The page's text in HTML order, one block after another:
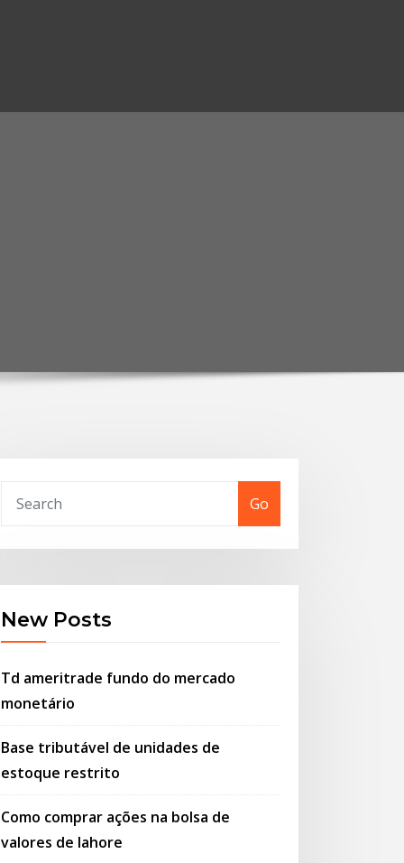
Go
New Posts
Td ameritrade fundo do mercado
monetário
Base tributável de unidades de
estoque restrito
Como comprar ações na bolsa de
valores de lahore